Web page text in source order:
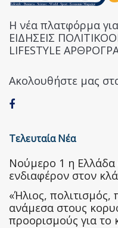
Η νέα πλατφόρμα
ΕΙΔΗΣΕΙΣ
LIFESTYLE
Ακολουθήστε μας
Τελευταία Νέα
Nούμερο 1 η
ενδιαφέρον στον
«Ήλιος, πολιτισμός,
ανάμεσα στους
προορισμούς για το